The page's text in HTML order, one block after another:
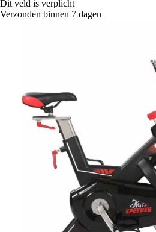
Dit veld is verplicht
Verzonden binnen 7 dagen